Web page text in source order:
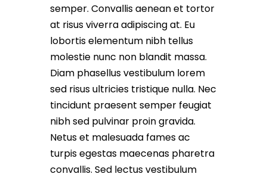
semper. Convallis aenean et tortor
at risus viverra adipiscing at. Eu
lobortis elementum nibh tellus
molestie nunc non blandit massa.
Diam phasellus vestibulum lorem
sed risus ultricies tristique nulla. Nec
tincidunt praesent semper feugiat
nibh sed pulvinar proin gravida.
Netus et malesuada fames ac
turpis egestas maecenas pharetra
convallis. Sed lectus vestibulum